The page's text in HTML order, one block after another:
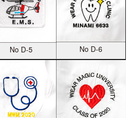
No D-5 No D-6